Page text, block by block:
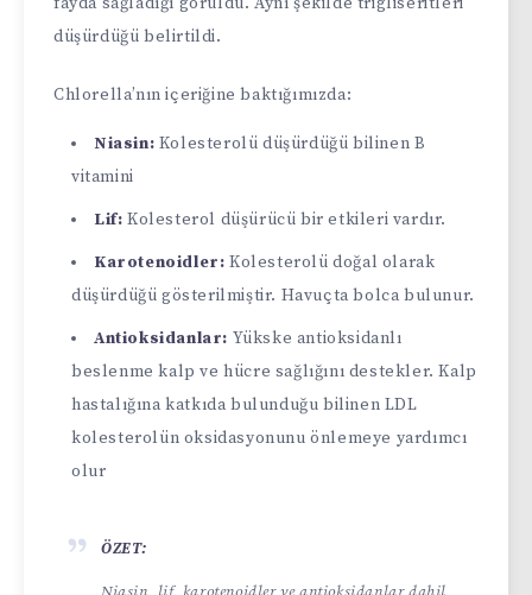
düşürdüğü belirtildi.
Chlorella’nın içeriğine baktığımızda:
Niasin: Kolesterolü düşürdüğü bilinen B
vitamini
Lif: Kolesterol düşürücü bir etkileri vardır.
Karotenoidler: Kolesterolü doğal olarak
düşürdüğü gösterilmiştir. Havuçta bolca bulunur.
Antioksidanlar: Yükske antioksidanlı
beslenme kalp ve hücre sağlığını destekler. Kalp
hastalığına katkıda bulunduğu bilinen LDL
kolesterolün oksidasyonunu önlemeye yardımcı
olur
ÖZET: